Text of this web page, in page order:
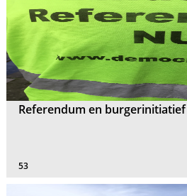
Referendum en burgerinitiatief
53